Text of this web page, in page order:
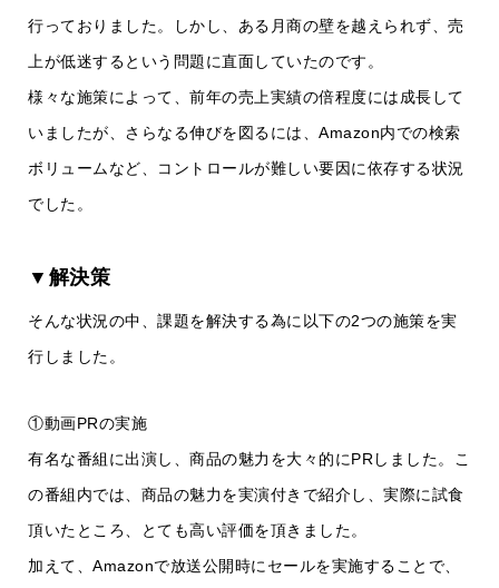
行っておりました。しかし、ある月商の壁を越えられず、売
上が低迷するという問題に直面していたのです。
様々な施策によって、前年の売上実績の倍程度には成長して
いましたが、さらなる伸びを図るには、Amazon内での検索
ボリュームなど、コントロールが難しい要因に依存する状況
でした。
▼解決策
そんな状況の中、課題を解決する為に以下の2つの施策を実
行しました。
①動画PRの実施
有名な番組に出演し、商品の魅力を大々的にPRしました。こ
の番組内では、商品の魅力を実演付きで紹介し、実際に試食
頂いたところ、とても高い評価を頂きました。
加えて、Amazonで放送公開時にセールを実施することで、